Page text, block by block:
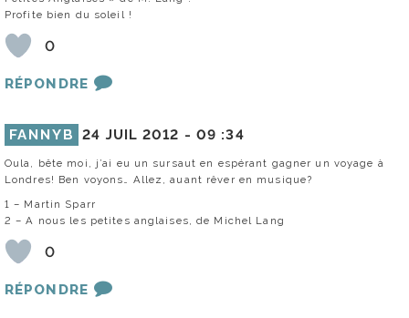
Profite bien du soleil !
0
RÉPONDRE
FANNYB 24 JUIL 2012 - 09 :34
Oula, bête moi, j’ai eu un sursaut en espérant gagner un voyage à
Londres! Ben voyons… Allez, auant rêver en musique?
1 – Martin Sparr
2 – A nous les petites anglaises, de Michel Lang
0
RÉPONDRE